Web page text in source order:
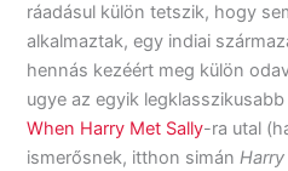
ráadásul külön tetszik, hogy
alkalmaztak, egy indiai
hennás kezéért meg külön
ugye az egyik
When Harry Met Sally-ra utal
ismerősnek, itthon simán